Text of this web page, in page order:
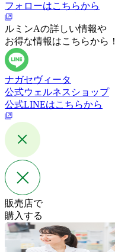
フォローはこちらから
ルミンAの詳しい情報や
お得な情報はこちらから！
ナガセヴィータ
公式ウェルネスショップ
公式LINEはこちらから
販売店で
購入する